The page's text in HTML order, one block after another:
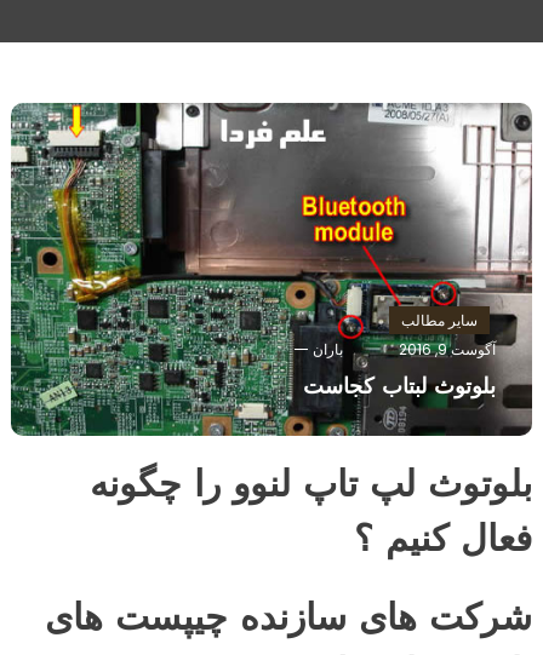
سایر مطالب
آگوست 9, 2016
باران
بلوتوث لبتاب کجاست
بلوتوث لپ تاپ لنوو را چگونه
فعال کنیم ؟
شرکت های سازنده چیپست های